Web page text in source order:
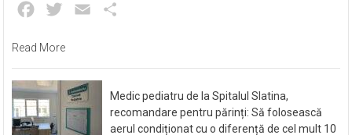
Facebook
Twitter Email
Read More
Medic pediatru de la Spitalul Slatina,
recomandare pentru părinți: Să folosească
aerul condiționat cu o diferență de cel mult 10